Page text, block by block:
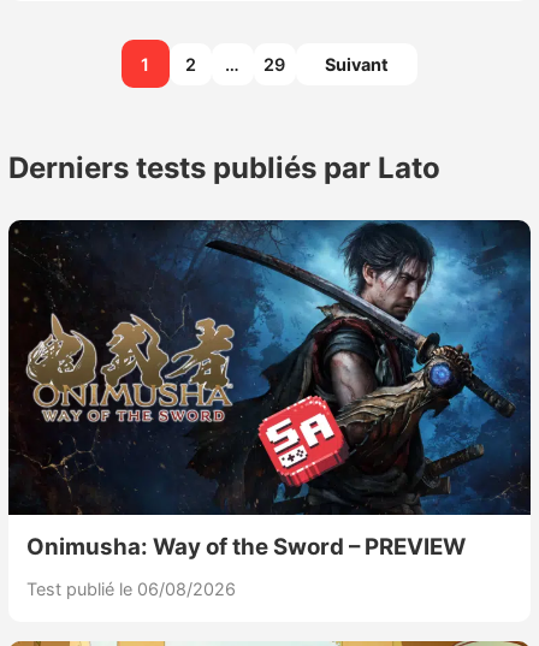
Pagination
publications
1 2 … 29 Suivant
Derniers tests publiés par Lato
Onimusha: Way of the Sword – PREVIEW
Test publié le 06/08/2026